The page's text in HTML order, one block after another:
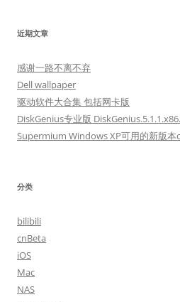
近期文章
感谢一路不离不弃
Dell wallpaper
驱动软件大合集 包括网卡版
DiskGenius专业版
Supermium Windows XP可用的新版
分类
bilibili
cnBeta
iOS
Mac
NAS